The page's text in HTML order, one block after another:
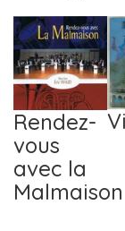
Rendez-
vous
avec la
Malmaison